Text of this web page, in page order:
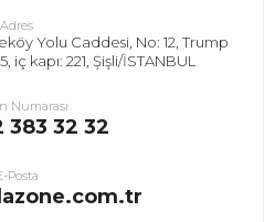
Adres
Yolu Caddesi, No: 12, Trump
kapı: 221, Şişli/İSTANBUL
Numarası
383 32 32
Posta